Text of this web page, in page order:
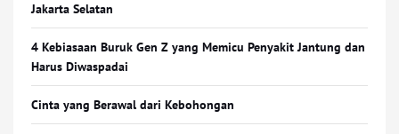
Jakarta Selatan
4 Kebiasaan Buruk Gen Z yang Memicu Penyakit Jantung dan
Harus Diwaspadai
Cinta yang Berawal dari Kebohongan